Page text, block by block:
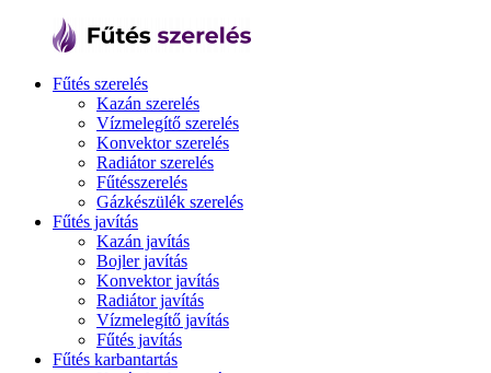
Fűtés szerelés
Kazán szerelés
Vízmelegítő szerelés
Konvektor szerelés
Radiátor szerelés
Fűtésszerelés
Gázkészülék szerelés
Fűtés javítás
Kazán javítás
Bojler javítás
Konvektor javítás
Radiátor javítás
Vízmelegítő javítás
Fűtés javítás
Fűtés karbantartás